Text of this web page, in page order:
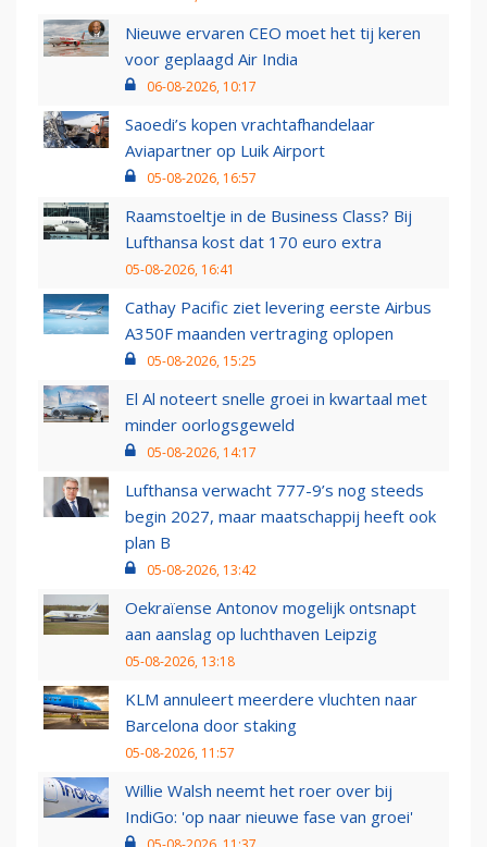
Nieuwe ervaren CEO moet het tij keren
voor geplaagd Air India
06-08-2026, 10:17
Saoedi’s kopen vrachtafhandelaar
Aviapartner op Luik Airport
05-08-2026, 16:57
Raamstoeltje in de Business Class? Bij
Lufthansa kost dat 170 euro extra
05-08-2026, 16:41
Cathay Pacific ziet levering eerste Airbus
A350F maanden vertraging oplopen
05-08-2026, 15:25
El Al noteert snelle groei in kwartaal met
minder oorlogsgeweld
05-08-2026, 14:17
Lufthansa verwacht 777-9’s nog steeds
begin 2027, maar maatschappij heeft ook
plan B
05-08-2026, 13:42
Oekraïense Antonov mogelijk ontsnapt
aan aanslag op luchthaven Leipzig
05-08-2026, 13:18
KLM annuleert meerdere vluchten naar
Barcelona door staking
05-08-2026, 11:57
Willie Walsh neemt het roer over bij
IndiGo: 'op naar nieuwe fase van groei'